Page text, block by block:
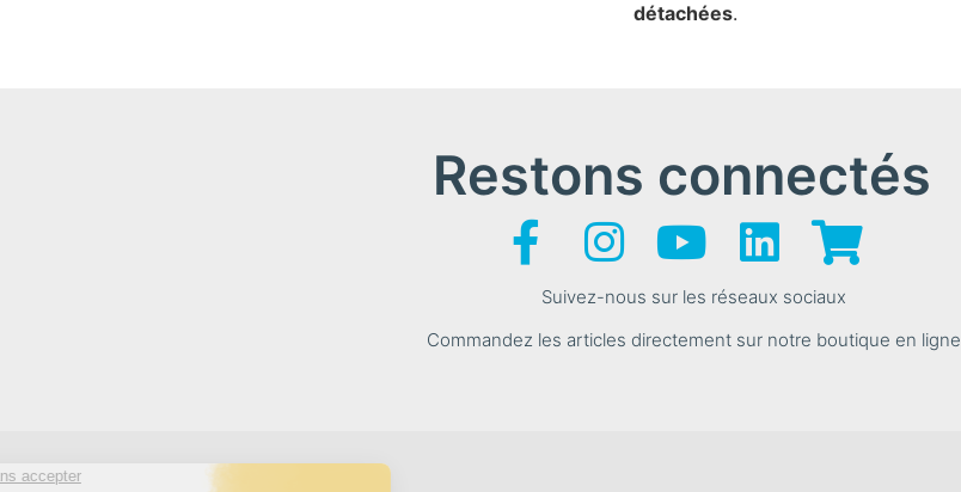
détachées.
Restons connectés
Suivez-nous sur les réseaux sociaux
Commandez les articles directement sur notre boutique en ligne